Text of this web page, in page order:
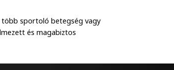
több sportoló betegség vagy
és magabiztos